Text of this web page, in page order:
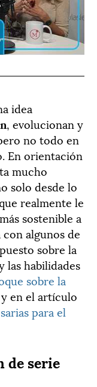
idea
, evolucionan y
no todo en
En orientación
mucho
solo desde lo
realmente le
sostenible a
algunos de
sobre la
las habilidades
sobre la
y en el artículo
para el
de serie